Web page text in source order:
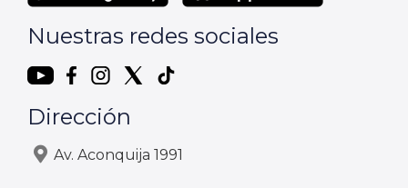
Nuestras redes sociales
Dirección
Av. Aconquija 1991